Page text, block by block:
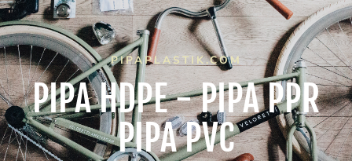
PIPAPLASTIK.COM
PIPA HDPE - PIPA PPR
PIPA PVC